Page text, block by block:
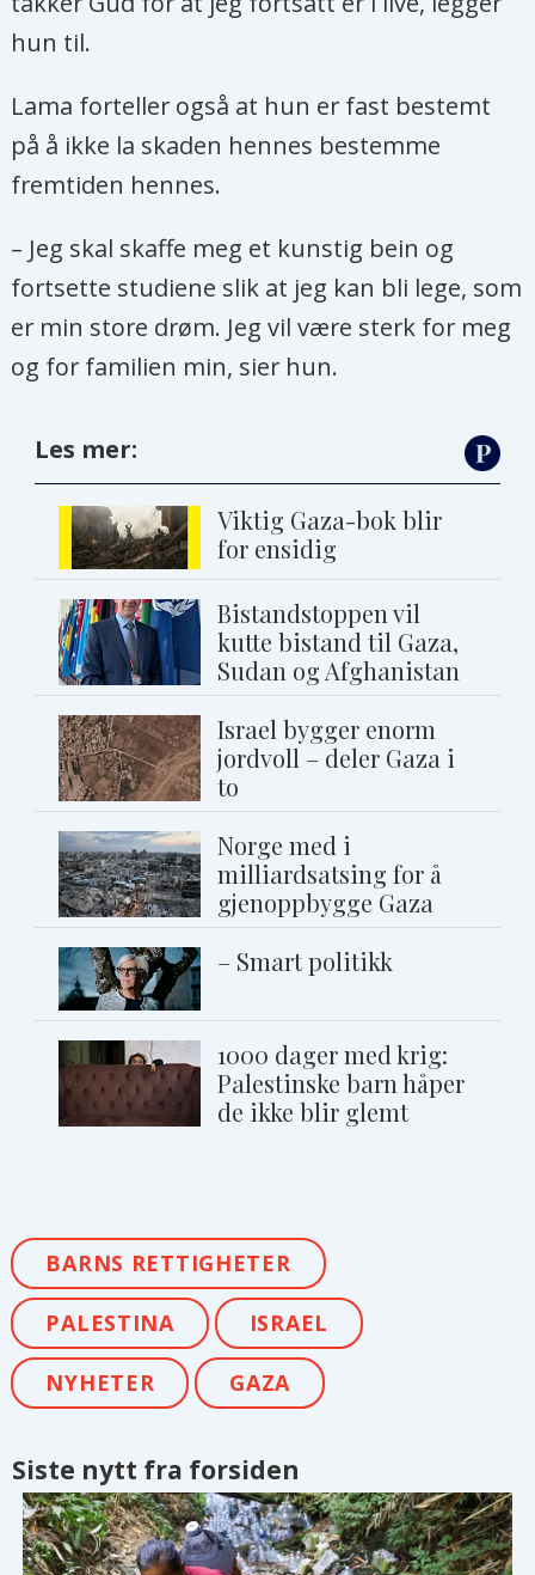
hun til.
Lama forteller også at hun er fast bestemt
på å ikke la skaden hennes bestemme
fremtiden hennes.
– Jeg skal skaffe meg et kunstig bein og
fortsette studiene slik at jeg kan bli lege, som
er min store drøm. Jeg vil være sterk for meg
og for familien min, sier hun.
Les mer:
Viktig Gaza-bok blir
for ensidig
Bistandstoppen vil
kutte bistand til Gaza,
Sudan og Afghanistan
Israel bygger enorm
jordvoll – deler Gaza i
to
Norge med i
milliardsatsing for å
gjenoppbygge Gaza
– Smart politikk
1000 dager med krig:
Palestinske barn håper
de ikke blir glemt
BARNS RETTIGHETER
PALESTINA ISRAEL
NYHETER GAZA
Siste nytt fra forsiden